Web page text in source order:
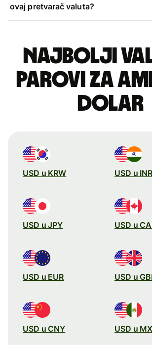
ovaj pretvarač valuta?
Najbolji
parovi za
dolar
USD u KRW USD u INR
USD u JPY USD u
USD u EUR USD u
USD u CNY USD u